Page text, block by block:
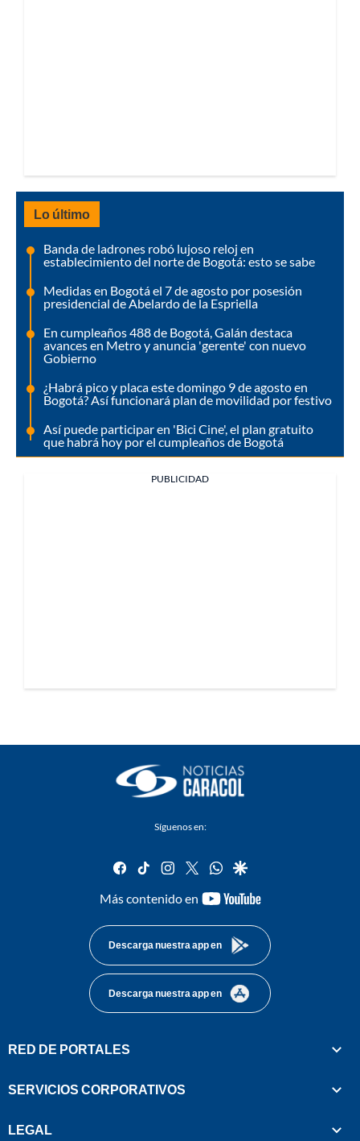
Lo último
Banda de ladrones robó lujoso reloj en
establecimiento del norte de Bogotá: esto se sabe
Medidas en Bogotá el 7 de agosto por posesión
presidencial de Abelardo de la Espriella
En cumpleaños 488 de Bogotá, Galán destaca
avances en Metro y anuncia 'gerente' con nuevo
Gobierno
¿Habrá pico y placa este domingo 9 de agosto en
Bogotá? Así funcionará plan de movilidad por festivo
Así puede participar en 'Bici Cine', el plan gratuito
que habrá hoy por el cumpleaños de Bogotá
PUBLICIDAD
Síguenos en:
facebook
tiktok instagram
twitterwhatsapp
google
Más contenido en
youtube-
Descarga nuestra app en
Descarga nuestra app en
RED DE PORTALES
SERVICIOS CORPORATIVOS
LEGAL